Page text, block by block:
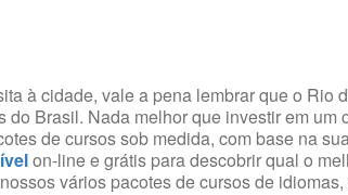
à cidade, vale a pena lembrar que o Rio
Brasil. Nada melhor que investir em
de cursos sob medida, com base na
on-line e grátis para descobrir qual o
vários pacotes de cursos de